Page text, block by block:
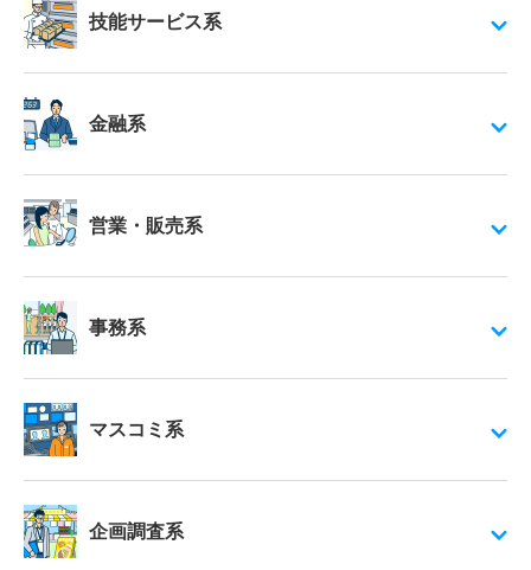
技能サービス系
金融系
営業・販売系
事務系
マスコミ系
企画調査系